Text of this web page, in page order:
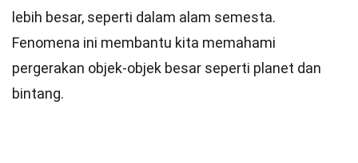
lebih besar, seperti dalam alam semesta.
Fenomena ini membantu kita memahami
pergerakan objek-objek besar seperti planet dan
bintang.